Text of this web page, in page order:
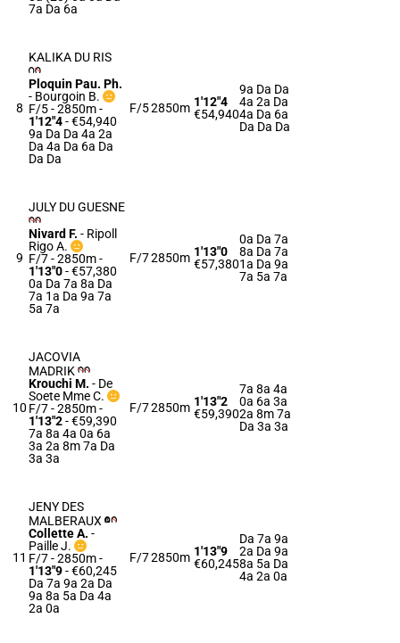
7a Da 6a
8
KALIKA DU RIS
Ploquin Pau. Ph.
- Bourgoin B.
F/5 - 2850m-
1'12"4- €54,940
9a Da Da 4a 2a
Da 4a Da 6a Da
Da Da
F/52850m 1'12"4
€54,940
9a Da Da
4a 2a Da
4a Da 6a
Da Da Da
9
JULY DU GUESNE
Nivard F. - Ripoll
Rigo A.
F/7 - 2850m-
1'13"0- €57,380
0a Da 7a 8a Da
7a 1a Da 9a 7a
5a 7a
F/72850m 1'13"0
€57,380
0a Da 7a
8a Da 7a
1a Da 9a
7a 5a 7a
10
JACOVIA
MADRIK
Krouchi M. - De
Soete Mme C.
F/7 - 2850m-
1'13"2- €59,390
7a 8a 4a 0a 6a
3a 2a 8m 7a Da
3a 3a
F/72850m 1'13"2
€59,390
7a 8a 4a
0a 6a 3a
2a 8m 7a
Da 3a 3a
11
JENY DES
MALBERAUX
Collette A. -
Paille J.
F/7 - 2850m-
1'13"9- €60,245
Da 7a 9a 2a Da
9a 8a 5a Da 4a
2a 0a
F/72850m 1'13"9
€60,245
Da 7a 9a
2a Da 9a
8a 5a Da
4a 2a 0a